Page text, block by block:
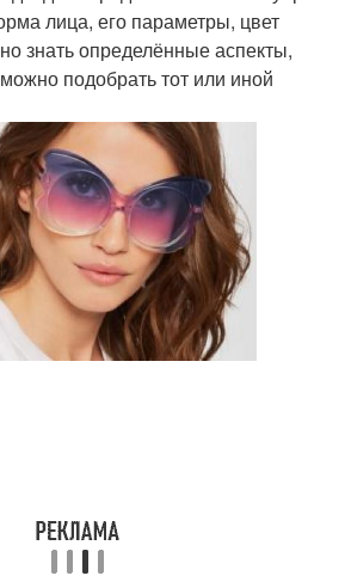
лица, его параметры, цвет
знать определённые аспекты,
подобрать тот или иной